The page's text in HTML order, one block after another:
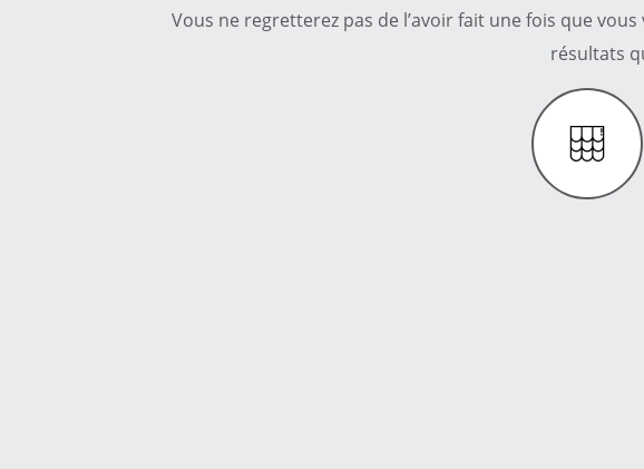
Vous ne regretterez pas de l’avoir fait une fois que
résultats